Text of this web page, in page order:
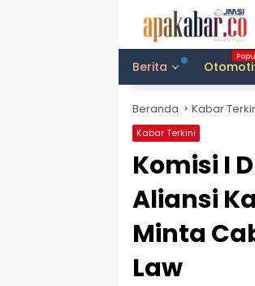
Berita
Beranda Kabar
Kabar Terkini
Komisi I
Aliansi
Minta
Law